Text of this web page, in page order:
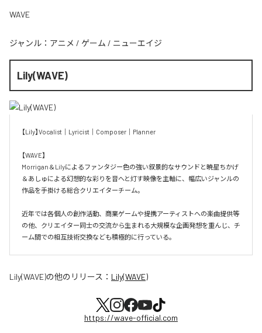
WAVE
ジャンル： アニメ / ゲーム / ニューエイジ
Lily(WAVE)
【Lily】Vocalist｜Lyricist｜Composer｜Planner
【WAVE】
Morrigan＆Lilyによるファンタジー色の強い叙景的なサウンドと暁星ちかげ
＆あしゅによる幻想的な彩りを音へと灯す映像を主軸に、幅広いジャンルの
作品を手掛ける総合クリエイターチーム。
近年では各個人の創作活動、商業ゲームや提携アーティストへの楽曲提供等
の他、クリエイター同士の交流から生まれる大規模な企画発想を重んじ、チ
ーム間での相互技術交換なども積極的に行っている。
Lily(WAVE)の他のリリース： Lily(WAVE)
https://wave-official.com